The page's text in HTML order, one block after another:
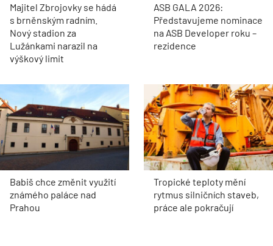
Majitel Zbrojovky se hádá
s brněnským radním.
Nový stadion za
Lužánkami narazil na
výškový limit
ASB GALA 2026:
Představujeme nominace
na ASB Developer roku –
rezidence
Babiš chce změnit využití
známého paláce nad
Prahou
Tropické teploty mění
rytmus silničních staveb,
práce ale pokračují